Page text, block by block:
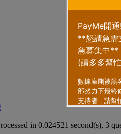
in 0.024521 second(s), 3